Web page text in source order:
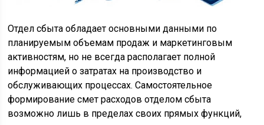
Отдел сбыта обладает основными данными по
планируемым объемам продаж и маркетинговым
активностям, но не всегда располагает полной
информацией о затратах на производство и
обслуживающих процессах. Самостоятельное
формирование смет расходов отделом сбыта
возможно лишь в пределах своих прямых функций,